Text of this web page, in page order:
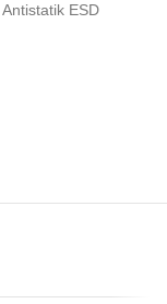
Antistatik ESD